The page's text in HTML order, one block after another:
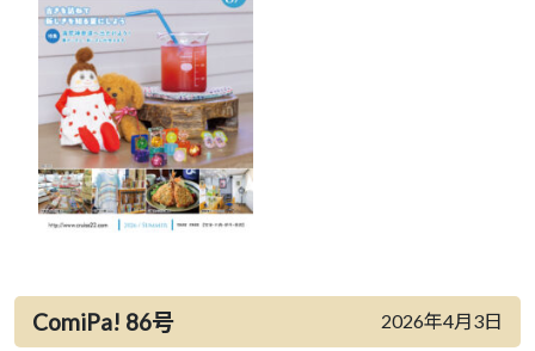
ComiPa! 86号 2026年4月3日